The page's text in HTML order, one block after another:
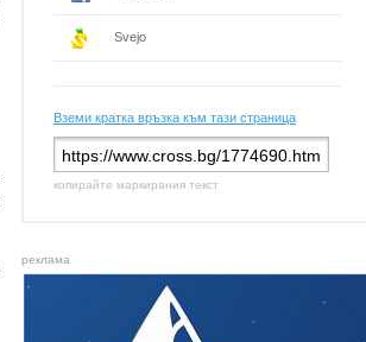
Svejo
Вземи кратка връзка към тази страница
копирайте маркирания текст
реклама